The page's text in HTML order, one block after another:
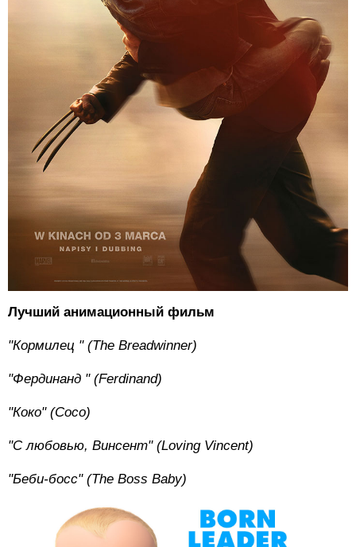
Лучший анимационный фильм
"Кормилец " (The Breadwinner)
"Фердинанд " (Ferdinand)
"Коко" (Coco)
"С любовью, Винсент" (Loving Vincent)
"Беби-босс" (The Boss Baby)